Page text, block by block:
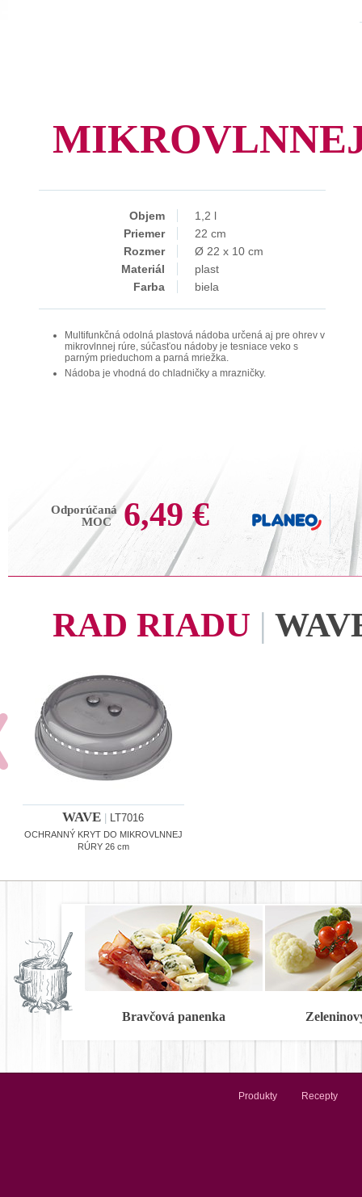
Objem
1,2 l
Priemer
22 cm
Rozmer
Ø 22 x 10 cm
Materiál
plast
Farba
biela
Multifunkčná odolná plastová nádoba určená aj pre ohrev v
mikrovlnnej rúre, súčasťou nádoby je tesniace veko s
parným prieduchom a parná mriežka.
Nádoba je vhodná do chladničky a mrazničky.
Odporúčaná
MOC
6,49 €
RAD RIADU |
WAVE LT7016
OCHRANNÝ KRYT DO MIKROVLNNEJ
RÚRY 26 cm
Bravčová panenka
Produkty Recepty